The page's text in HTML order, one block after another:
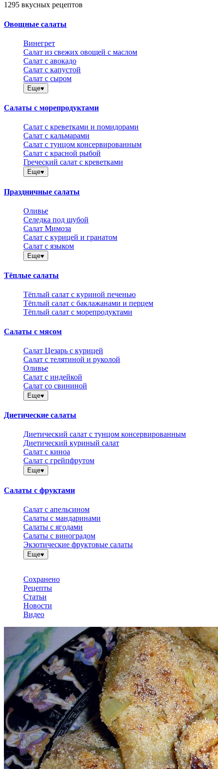
1295 вкусных рецептов
Овощные салаты
Винегрет
Салат из свежих овощей с маслом
Салат с авокадо
Салат с капустой
Салат с сыром
Еще
Салаты с морепродуктами
Салат с креветками и помидорами
Салат с кальмарами
Салат с тунцом консервированным
Салат с красной рыбой
Греческий салат с креветками
Еще
Праздничные салаты
Оливье
Селедка под шубой
Салат Мимоза
Салат с курицей и гранатом
Салат с языком
Еще
Тёплые салаты
Тёплый салат с куриной печенью
Тёплый салат с баклажанами и перцем
Тёплый салат с морепродуктами
Салаты с мясом
Салат Цезарь с курицей
Салат с телятиной и руколой
Оливье
Салат с индейкой
Салат со свининой
Еще
Диетические салаты
Диетический салат с тунцом консервированным
Диетический куриный салат
Салат с киноа
Салат с грейпфрутом
Еще
Салаты с фруктами
Салат с апельсином
Салаты с мандаринами
Салаты с ягодами
Салаты с виноградом
Экзотические фруктовые салаты
Еще
Сохранено
Рецепты
Статьи
Новости
Видео